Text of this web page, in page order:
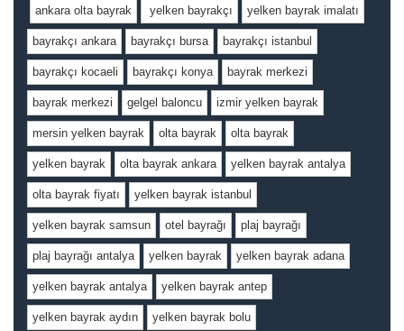
ankara olta bayrak yelken bayrakçı yelken bayrak imalatı
bayrakçı ankara bayrakçı bursa bayrakçı istanbul
bayrakçı kocaeli bayrakçı konya bayrak merkezi
bayrak merkezi gelgel baloncu izmir yelken bayrak
mersin yelken bayrak olta bayrak olta bayrak
yelken bayrak olta bayrak ankara yelken bayrak antalya
olta bayrak fiyatı yelken bayrak istanbul
yelken bayrak samsun otel bayrağı plaj bayrağı
plaj bayrağı antalya yelken bayrak yelken bayrak adana
yelken bayrak antalya yelken bayrak antep
yelken bayrak aydın yelken bayrak bolu